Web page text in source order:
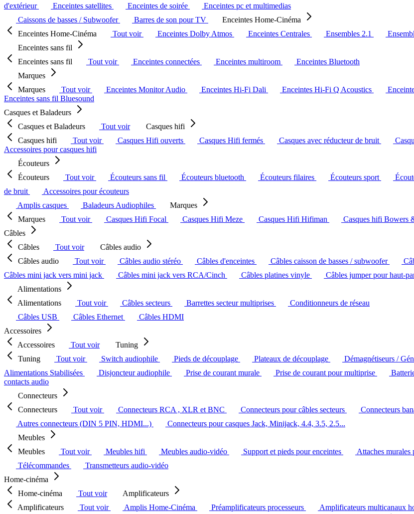
d'extérieur
Enceintes satellites Enceintes de soirée
Enceintes pc et multimedias
Caissons de basses / Subwoofer
Barres de son pour TV
Enceintes Home-Cinéma
Enceintes Home-Cinéma
Tout voir Enceintes Dolby Atmos Enceintes Centrales Ensembles 2.1
Enceintes sans fil
Enceintes sans fil
Tout voir Enceintes connectées Enceintes multiroom
Enceintes Bluetooth
Marques
Marques
Tout voir Enceintes Monitor Audio Enceintes Hi-Fi Dali Enceintes Hi-Fi Q Acoustics
Enceintes sans fil Bluesound
Casques et Baladeurs
Casques et Baladeurs
Tout voir
Casques hifi
Casques hifi
Tout voir Casques Hifi ouverts Casques Hifi fermés Casques avec réducteur de bruit
Accessoires pour casques hifi
Écouteurs
Écouteurs
Tout voir Écouteurs sans fil Écouteurs bluetooth Écouteurs filaires Écouteurs sport
de bruit
Accessoires pour écouteurs
Amplis casques
Baladeurs Audiophiles
Marques
Marques
Tout voir Casques Hifi Focal Casques Hifi Meze Casques Hifi Hifiman Casques hifi Bowers
Câbles
Câbles
Tout voir
Câbles audio
Câbles audio
Tout voir Câbles audio stéréo Câbles d'enceintes Câbles caisson de basses / subwoofer
Câbles mini jack vers mini jack
Câbles mini jack vers RCA/Cinch Câbles platines vinyle Câbles jumper pour haut-
Alimentations
Alimentations
Tout voir Câbles secteurs Barrettes secteur multiprises
Conditionneurs de réseau
Câbles USB
Câbles Ethernet
Câbles HDMI
Accessoires
Accessoires
Tout voir
Tuning
Tuning
Tout voir Switch audiophile Pieds de découplage Plateaux de découplage Démagnétiseurs /
Alimentations Stabilisées
Disjoncteur audiophile Prise de courant murale Prise de courant pour multiprise
contacts audio
Connecteurs
Connecteurs
Tout voir Connecteurs RCA , XLR et BNC Connecteurs pour câbles secteurs Connecteurs
Autres connecteurs (DIN 5 PIN, HDMI...)
Connecteurs pour casques Jack, Minijack, 4.4, 3.5, 2.5...
Meubles
Meubles
Tout voir Meubles hifi Meubles audio-vidéo Support et pieds pour enceintes Attaches murales
Télécommandes
Transmetteurs audio-vidéo
Home-cinéma
Home-cinéma
Tout voir
Amplificateurs
Amplificateurs
Tout voir Amplis Home-Cinéma Préamplificateurs processeurs
Amplificateurs multicanaux